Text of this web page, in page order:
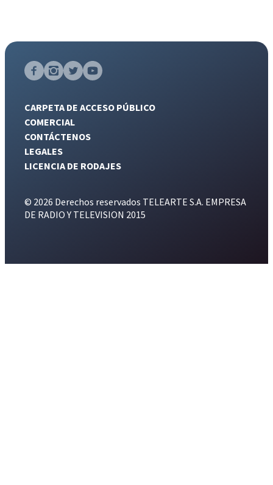
CARPETA DE ACCESO PÚBLICO
COMERCIAL
CONTÁCTENOS
LEGALES
LICENCIA DE RODAJES
© 2026 Derechos reservados TELEARTE S.A. EMPRESA
DE RADIO Y TELEVISION 2015